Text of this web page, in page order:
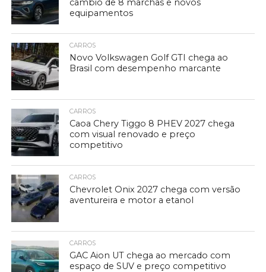
câmbio de 8 marchas e novos
equipamentos
CARROS
Novo Volkswagen Golf GTI chega ao
Brasil com desempenho marcante
CARROS
Caoa Chery Tiggo 8 PHEV 2027 chega
com visual renovado e preço
competitivo
CARROS
Chevrolet Onix 2027 chega com versão
aventureira e motor a etanol
CARROS
GAC Aion UT chega ao mercado com
espaço de SUV e preço competitivo